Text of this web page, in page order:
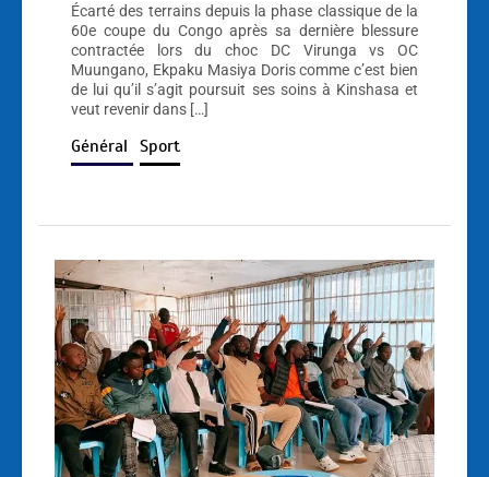
Écarté des terrains depuis la phase classique de la
60e coupe du Congo après sa dernière blessure
contractée lors du choc DC Virunga vs OC
Muungano, Ekpaku Masiya Doris comme c’est bien
de lui qu’il s’agit poursuit ses soins à Kinshasa et
veut revenir dans […]
Général Sport